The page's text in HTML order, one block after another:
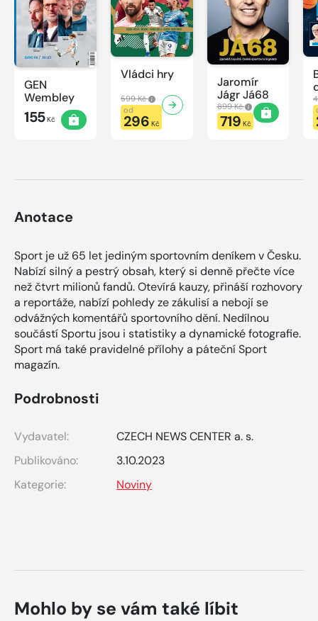
GEN
Wembley
155Kč
Vládci hry
599 Kč
od
296 Kč
Jaromír
Jágr Já68
899 Kč
719 Kč
Anotace
Sport je už 65 let jediným sportovním deníkem v Česku.
Nabízí silný a pestrý obsah, který si denně přečte více
než čtvrt milionů fandů. Otevírá kauzy, přináší rozhovory
a reportáže, nabízí pohledy ze zákulisí a nebojí se
odvážných komentářů sportovního dění. Nedílnou
součástí Sportu jsou i statistiky a dynamické fotografie.
Sport má také pravidelné přílohy a páteční Sport
magazín.
Podrobnosti
Vydavatel:
CZECH NEWS CENTER a. s.
Publikováno:
3.10.2023
Kategorie:
Noviny
Mohlo by se vám také líbit